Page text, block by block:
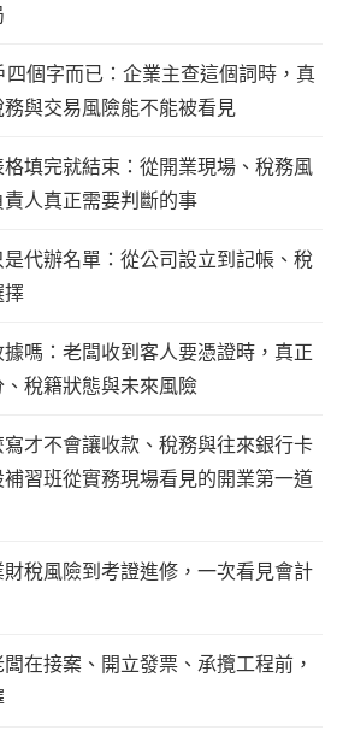
個字而已：企業主查這個詞時，真
與交易風險能不能被看見
填完就結束：從開業現場、稅務風
人真正需要判斷的事
代辦名單：從公司設立到記帳、稅
擇
嗎：老闆收到客人要憑證時，真正
稅籍狀態與未來風險
才不會讓收款、稅務與往來銀行卡
習班從實務現場看見的開業第一道
稅風險到考證進修，一次看見會計
在接案、開立發票、承攬工程前，